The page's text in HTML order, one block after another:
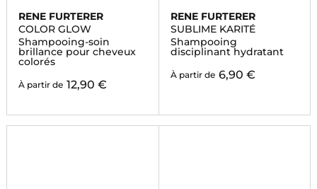
RENE FURTERER
COLOR GLOW
Shampooing-soin
brillance pour cheveux
colorés
À partir de 12,90 €
RENE FURTERER
SUBLIME KARITÉ
Shampooing
disciplinant hydratant
À partir de 6,90 €